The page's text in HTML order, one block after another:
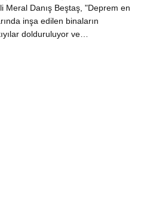
Meral Danış Beştaş, "Deprem en
inşa edilen binaların
dolduruluyor ve…